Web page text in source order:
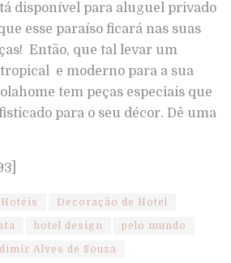
disponível para aluguel privado
esse paraíso ficará nas suas
Então, que tal levar um
e moderno para a sua
tem peças especiais que
para o seu décor. Dê uma
Decoração de Hotel
hotel design pelo mundo
Alves de Souza